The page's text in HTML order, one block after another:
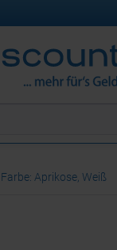
Aprikose, Weiß